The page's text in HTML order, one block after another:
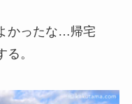
かったな…帰宅
。